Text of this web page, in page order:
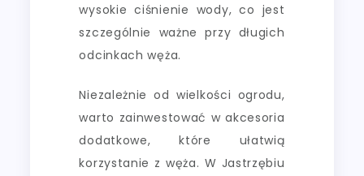
wysokie ciśnienie wody, co jest
szczególnie ważne przy długich
odcinkach węża.
Niezależnie od wielkości ogrodu,
warto zainwestować w akcesoria
dodatkowe, które ułatwią
korzystanie z węża. W Jastrzębiu